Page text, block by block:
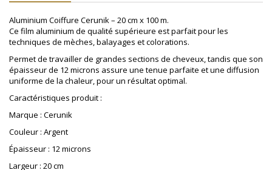
Aluminium Coiffure Cerunik – 20 cm x 100 m.
Ce film aluminium de qualité supérieure est parfait pour les
techniques de mèches, balayages et colorations.
Permet de travailler de grandes sections de cheveux, tandis que son
épaisseur de 12 microns assure une tenue parfaite et une diffusion
uniforme de la chaleur, pour un résultat optimal.
Caractéristiques produit :
Marque : Cerunik
Couleur : Argent
Épaisseur : 12 microns
Largeur : 20 cm